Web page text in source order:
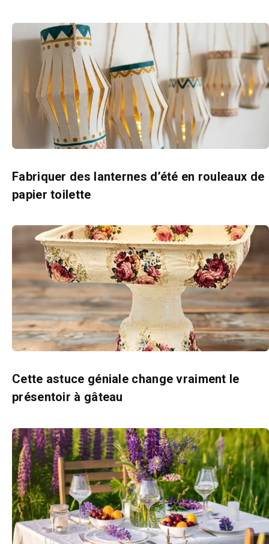
Fabriquer des lanternes d’été en rouleaux de
papier toilette
Cette astuce géniale change vraiment le
présentoir à gâteau